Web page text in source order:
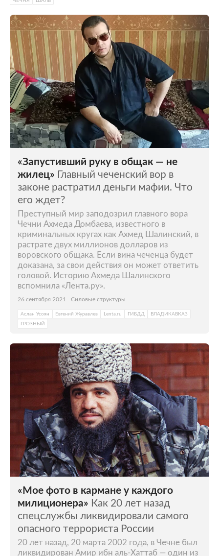
«Запустивший руку в общак — не
жилец» Главный чеченский вор в
законе растратил деньги мафии. Что
его ждет?
Преступный мир заподозрил главного вора
Чечни Ахмеда Домбаева, известного в
криминальных кругах как Ахмед Шалинский, в
растрате двух миллионов долларов из
воровского общака. Если вина чеченца будет
доказана, за свои действия он может ответить
головой. Историю Ахмеда Шалинского
вспомнила «Лента.ру».
26 сентября 2021 Силовые структуры
Аслан Усоян Евгений Журавлев Lenta.ru ГИБДД
ВЛАДИКАВКАЗ
ГРОЗНЫЙ
«Мое фото в кармане у каждого
милиционера» Как 20 лет назад
спецслужбы ликвидировали самого
опасного террориста России
20 лет назад, 20 марта 2002 года, в Чечне был
ликвидирован Амир ибн аль-Хаттаб — один из